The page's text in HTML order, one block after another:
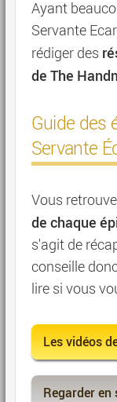
Ayant
Servante
rédiger des
de The
Guide des
Servante
Vous
de chaque
s'agit de
conseille
lire si vous
Les vidéos
Regarder